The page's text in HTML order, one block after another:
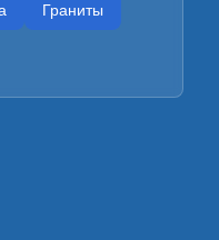
Граниты